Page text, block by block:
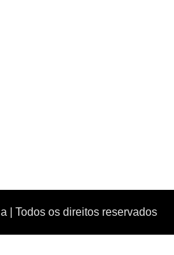
| Todos os direitos reservados